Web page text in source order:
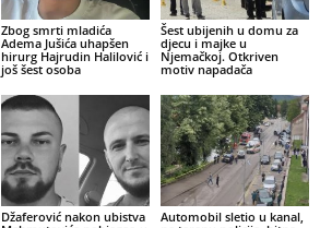
Zbog smrti mladića
Adema Jušića uhapšen
hirurg Hajrudin Halilović i
još šest osoba
Šest ubijenih u domu za
djecu i majke u
Njemačkoj. Otkriven
motiv napadača
Džaferović nakon ubistva
Automobil sletio u kanal,